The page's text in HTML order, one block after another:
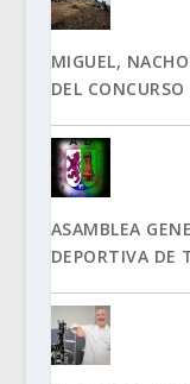
MIGUEL,
DEL
ASAMBLEA
DEPORTIVA DE